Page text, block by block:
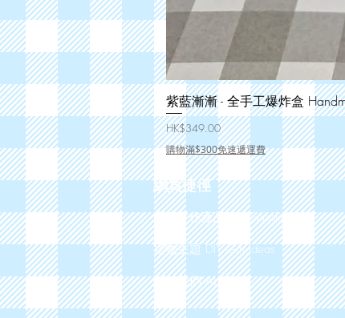
紫藍漸漸 - 全手工爆炸盒
價格
HK$349.00
購物滿$300免速遞運費
網頁捷徑
零售手作產品 DIY Supplies
禮物主題 DIY Gift Ideas
關於我們 About Us